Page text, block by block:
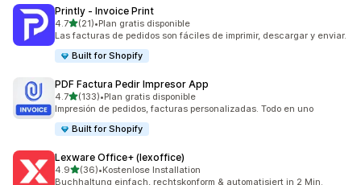
Printly ‑ Invoice Print
4.7de 5 estrellas
(21)
21 reseñas en total
•Plan gratis disponible
Las facturas de pedidos son fáciles de imprimir, descargar y enviar.
Built for Shopify
PDF Factura Pedir Impresor App
4.7de 5 estrellas
(133)
133 reseñas en total
•Plan gratis disponible
Impresión de pedidos, facturas personalizadas. Todo en uno
Built for Shopify
Lexware Office+ (lexoffice)
4.9de 5 estrellas
(36)
36 reseñas en total
•Kostenlose Installation
Buchhaltung einfach, rechtskonform & automatisiert in 2 Min.